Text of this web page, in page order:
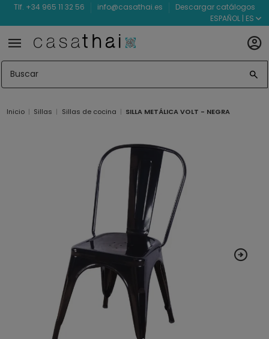
Tlf. +34 965 11 32 56 info@casathai.es
Descargar catálogos
ESPAÑOL | ES
Inicio Sillas Sillas de cocina SILLA METÁLICA VOLT - NEGRA